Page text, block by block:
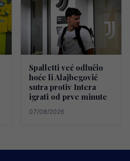
Spalletti već odlučio
hoće li Alajbegović
sutra protiv Intera
igrati od prve minute
07/08/2026